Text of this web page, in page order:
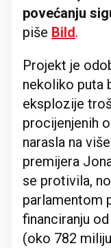
povećanju
piše Bild.
Projekt je
nekoliko puta
eksplozije
procijenjenih
narasla na
premijera
se protivila,
parlamentom
financiranju
(oko 782